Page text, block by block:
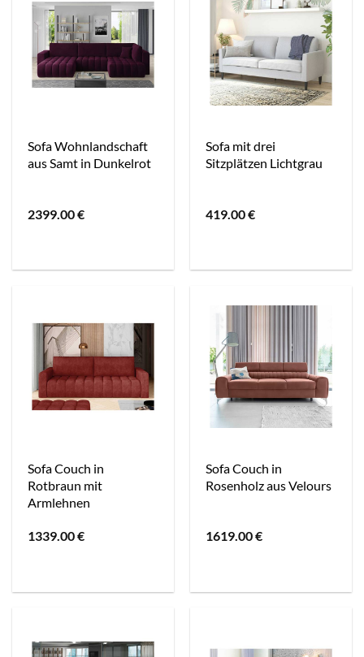
Sofa Wohnlandschaft
aus Samt in Dunkelrot
2399.00€
Sofa mit drei
Sitzplätzen Lichtgrau
419.00€
Sofa Couch in
Rotbraun mit
Armlehnen
1339.00€
Sofa Couch in
Rosenholz aus Velours
1619.00€